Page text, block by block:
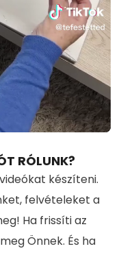
RÓLUNK?
készíteni.
felvételeket a
Ha frissíti az
Önnek. És ha